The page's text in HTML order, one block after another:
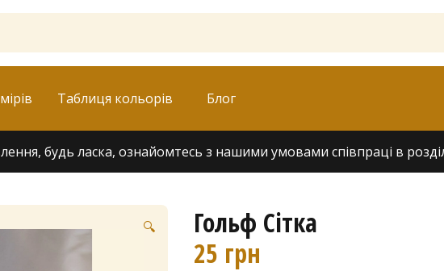
Таблиця кольорів Блог
будь ласка, ознайомтесь з нашими умовами співпраці в
🔍
Гольф Сітка
25 грн